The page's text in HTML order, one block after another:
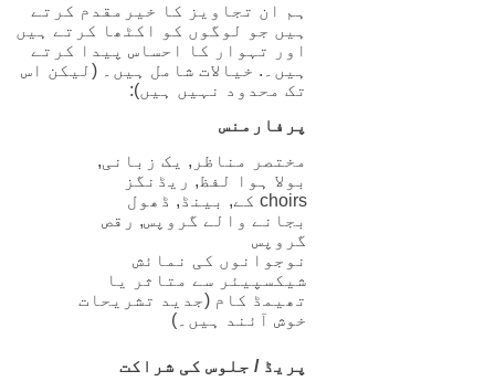
ہم ان تجاویز کا خیرمقدم کرتے
ہیں جو لوگوں کو اکٹھا کرتے ہیں
اور تہوار کا احساس پیدا کرتے
ہیں۔. خیالات شامل ہیں۔ (لیکن اس
تک محدود نہیں ہیں):
پرفارمنس
مختصر مناظر, یک زبانی,
بولا ہوا لفظ, ریڈنگز
choirs کے, بینڈ, ڈھول
بجانے والے گروپس, رقص
گروپس
نوجوانوں کی نمائش
شیکسپیئر سے متاثر یا
تھیمڈ کام (جدید تشریحات
خوش آئند ہیں۔)
پریڈ / جلوس کی شراکت